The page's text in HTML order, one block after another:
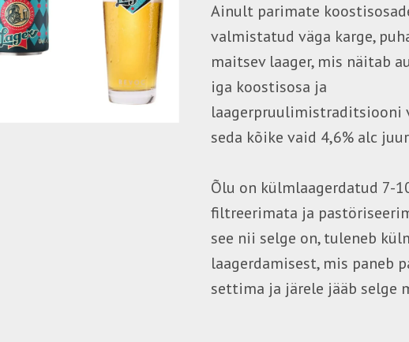
Ainult parimate
valmistatud väga karge,
maitsev laager, mis näitab
iga koostisosa ja
laagerpruulimistraditsiooni
seda kõike vaid 4,6% alc
Õlu on külmlaagerdatud 7-
filtreerimata ja
see nii selge on, tuleneb
laagerdamisest, mis paneb
settima ja järele jääb selge